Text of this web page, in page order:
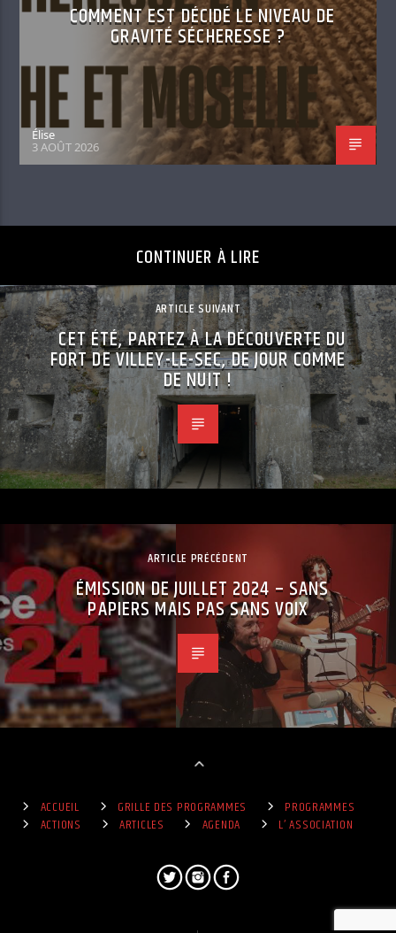
COMMENT EST DÉCIDÉ LE NIVEAU DE
GRAVITÉ SÉCHERESSE ?
Élise
3 AOÛT 2026
CONTINUER À LIRE
ARTICLE SUIVANT
CET ÉTÉ, PARTEZ À LA DÉCOUVERTE DU
FORT DE VILLEY-LE-SEC, DE JOUR COMME
DE NUIT !
ARTICLE PRÉCÉDENT
ÉMISSION DE JUILLET 2024 – SANS
PAPIERS MAIS PAS SANS VOIX
ACCUEIL GRILLE DES PROGRAMMES
PROGRAMMES
ACTIONS
ARTICLES AGENDA L’ ASSOCIATION